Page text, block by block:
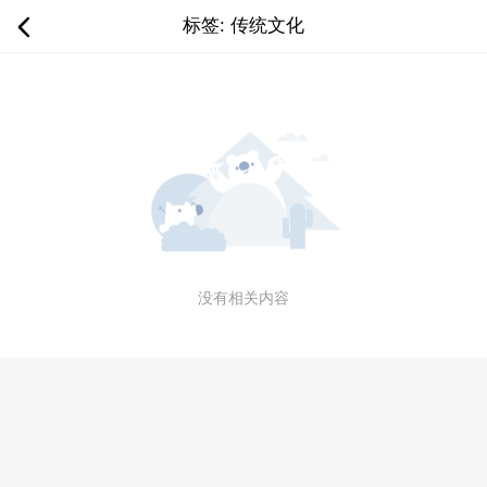
标签: 传统文化
没有相关内容